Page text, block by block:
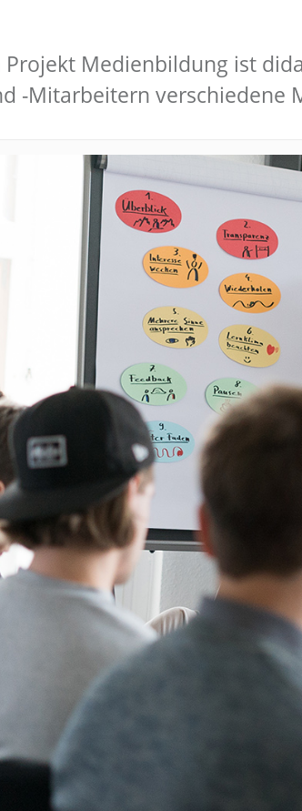
Medienbildung ist
-Mitarbeitern verschiedene